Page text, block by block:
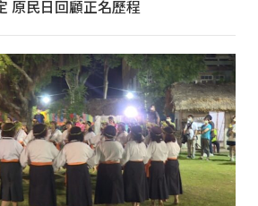
原民日回顧正名歷程